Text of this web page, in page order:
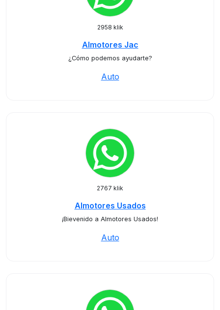
2958 klik
Almotores Jac
¿Cómo podemos ayudarte?
Auto
2767 klik
Almotores Usados
¡Bievenido a Almotores Usados!
Auto